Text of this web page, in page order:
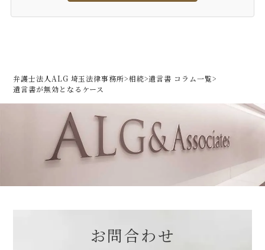
弁護士法人ALG 埼玉法律事務所>相続>遺言書 コラム一覧>
遺言書が無効となるケース
お問合わせ